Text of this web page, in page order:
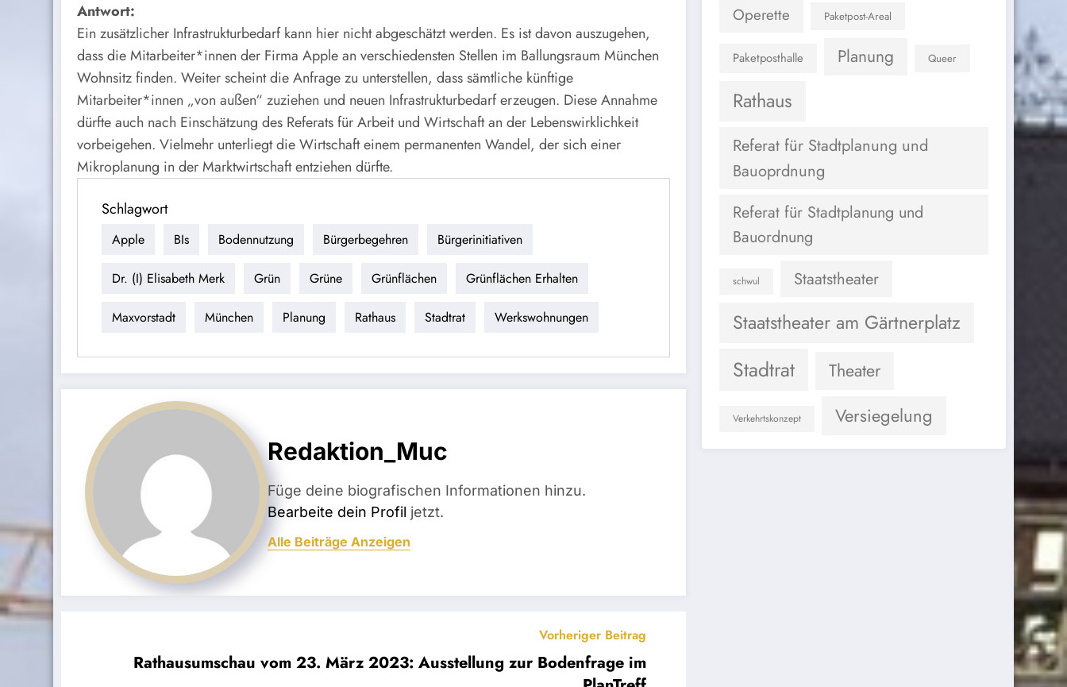
Antwort:
Ein zusätzlicher Infrastrukturbedarf kann hier nicht abgeschätzt werden. Es ist davon auszugehen,
dass die Mitarbeiter*innen der Firma Apple an verschiedensten Stellen im Ballungsraum München
Wohnsitz finden. Weiter scheint die Anfrage zu unterstellen, dass sämtliche künftige
Mitarbeiter*innen „von außen“ zuziehen und neuen Infrastrukturbedarf erzeugen. Diese Annahme
dürfte auch nach Einschätzung des Referats für Arbeit und Wirtschaft an der Lebenswirklichkeit
vorbeigehen. Vielmehr unterliegt die Wirtschaft einem permanenten Wandel, der sich einer
Mikroplanung in der Marktwirtschaft entziehen dürfte.
Schlagwort
Apple BIs Bodennutzung Bürgerbegehren Bürgerinitiativen
Dr. (I) Elisabeth Merk Grün Grüne Grünflächen Grünflächen Erhalten
Maxvorstadt München Planung Rathaus Stadtrat Werkswohnungen
Redaktion_Muc
Füge deine biografischen Informationen hinzu.
Bearbeite dein Profil jetzt.
Alle Beiträge Anzeigen
Vorheriger Beitrag
Rathausumschau vom 23. März 2023: Ausstellung zur Bodenfrage im
Operette Paketpost-Areal
Paketposthalle Planung Queer
Rathaus
Referat für Stadtplanung und
Bauoprdnung
Referat für Stadtplanung und
Bauordnung
schwul Staatstheater
Staatstheater am Gärtnerplatz
Stadtrat Theater
Verkehrtskonzept Versiegelung